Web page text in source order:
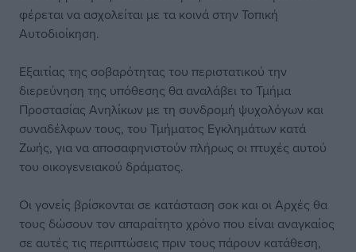
φέρεται να ασχολείται με τα κοινά στην Τοπική
Αυτοδιοίκηση.
Εξαιτίας της σοβαρότητας του περιστατικού την
διερεύνηση της υπόθεσης θα αναλάβει το Τμήμα
Προστασίας Ανηλίκων με τη συνδρομή ψυχολόγων και
συναδέλφων τους, του Τμήματος Εγκλημάτων κατά
Ζωής, για να αποσαφηνιστούν πλήρως οι πτυχές αυτού
του οικογενειακού δράματος.
Οι γονείς βρίσκονται σε κατάσταση σοκ και οι Αρχές θα
τους δώσουν τον απαραίτητο χρόνο που είναι αναγκαίος
σε αυτές τις περιπτώσεις πριν τους πάρουν κατάθεση,